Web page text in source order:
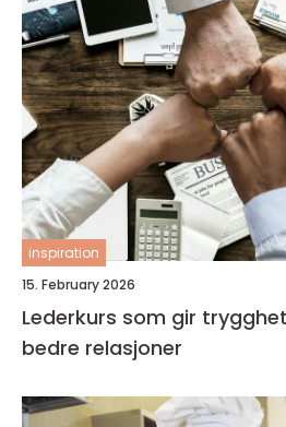
inspiration
15. February 2026
Lederkurs som gir
bedre relasjoner